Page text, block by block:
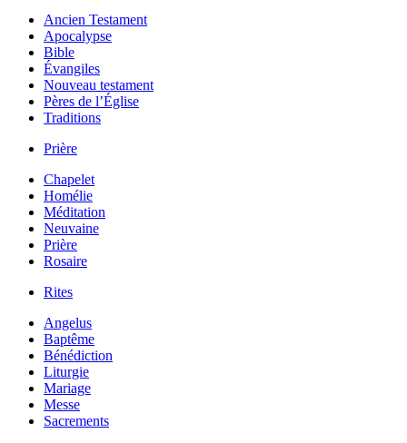
Ancien Testament
Apocalypse
Bible
Évangiles
Nouveau testament
Pères de l’Église
Traditions
Prière
Chapelet
Homélie
Méditation
Neuvaine
Prière
Rosaire
Rites
Angelus
Baptême
Bénédiction
Liturgie
Mariage
Messe
Sacrements